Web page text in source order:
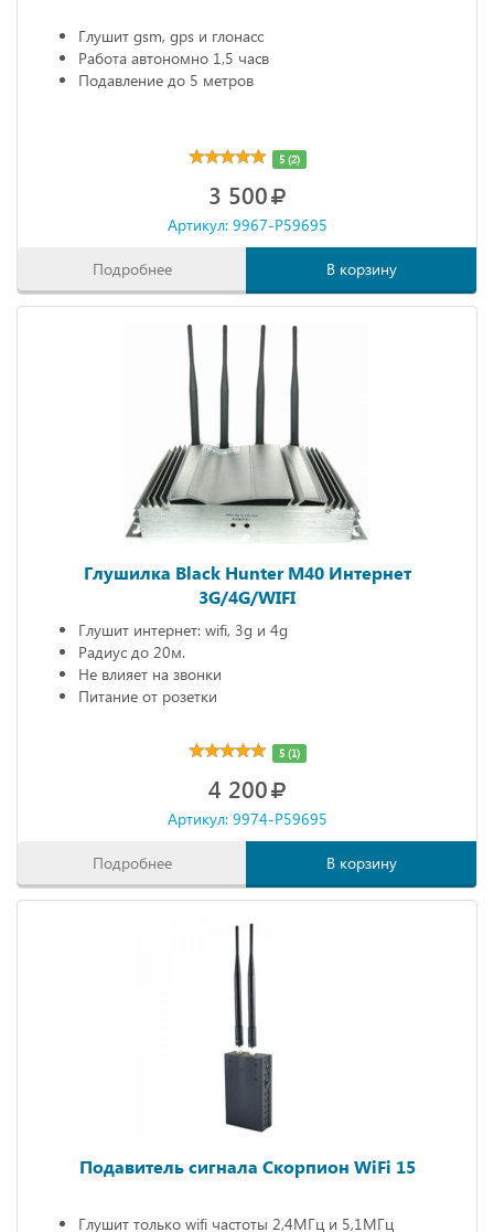
Глушит gsm, gps и глонасс
Работа автономно 1,5 часв
Подавление до 5 метров
5 (2)
3 500
Артикул: 9967-P59695
Подробнее В корзину
Глушилка Black Hunter M40 Интернет
3G/4G/WIFI
Глушит интернет: wifi, 3g и 4g
Радиус до 20м.
Не влияет на звонки
Питание от розетки
5 (1)
4 200
Артикул: 9974-P59695
Подробнее В корзину
Подавитель сигнала Скорпион WiFi 15
Глушит только wifi частоты 2,4МГц и 5,1МГц